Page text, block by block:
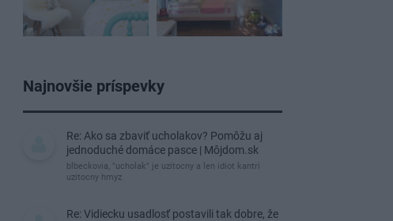
Najnovšie príspevky
Re: Ako sa zbaviť ucholakov? Pomôžu aj
jednoduché domáce pasce | Môjdom.sk
blbeckovia, "ucholak" je uzitocny a len idiot kantri
uzitocny hmyz
Re: Vidiecku usadlosť postavili tak dobre, že